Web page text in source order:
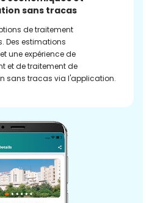
sans tracas
de traitement
Des estimations
une expérience de
et de traitement de
sans tracas via l'application.